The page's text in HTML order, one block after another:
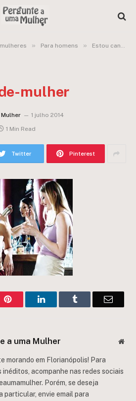
» Para homens » Estou cansado das piadinhas eróticas das mulheres de hoje em dia!
mulher
1 julho 2014
1 Min Read
Twitter Pinterest
Pinterest LinkedInTumblr Email
a uma Mulher
morando em Florianópolis! Para
acompanhe nas redes sociais
Porém, se deseja
particular, envie email para